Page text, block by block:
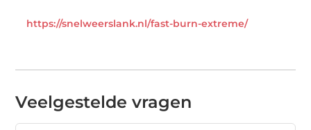
https://snelweerslank.nl/fast-burn-extreme/
Veelgestelde vragen